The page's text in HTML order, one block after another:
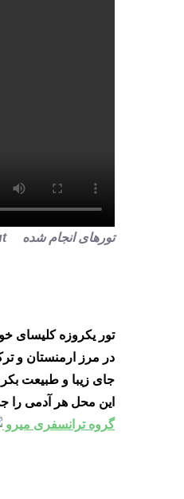
تورهای انجام شده The tours carried out
تور یکروزه کلیسای
در مرز ارمنستان و
جای زیبا و طبیعت
این محل هر آدمی
گروه ترانسفری میرو